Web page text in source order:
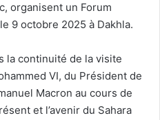
organisent un Forum
9 octobre 2025 à Dakhla.
la continuité de la visite
VI, du Président de
Macron au cours de
ésent et l’avenir du Sahara